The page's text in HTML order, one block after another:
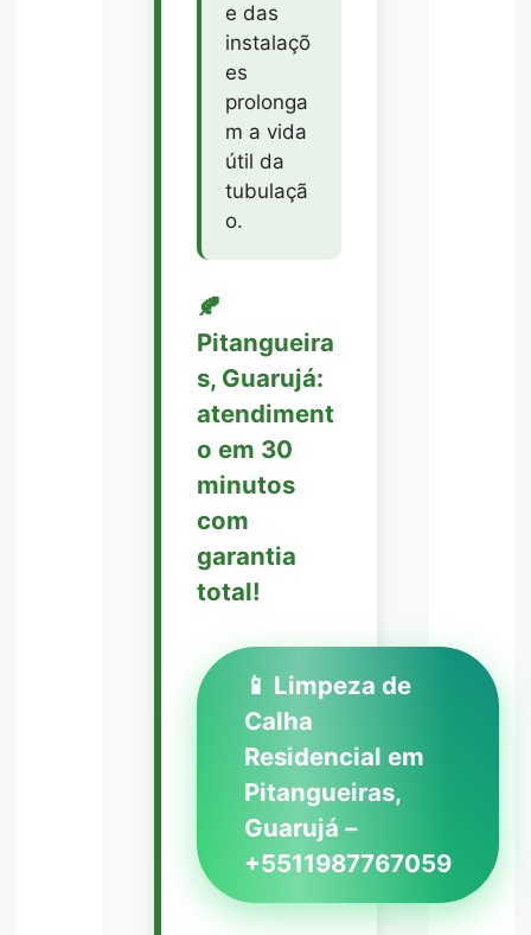
e das
instalaçõ
es
prolonga
m a vida
útil da
tubulaçã
o.
🍂
Pitangueira
s, Guarujá:
atendiment
o em 30
minutos
com
garantia
total!
📱 Limpeza de
Calha
Residencial em
Pitangueiras,
Guarujá –
+5511987767059